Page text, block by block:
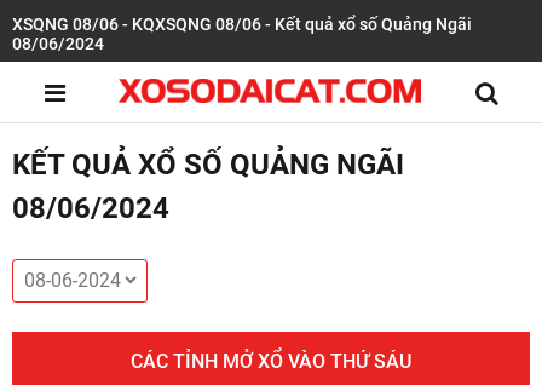
XSQNG 08/06 - KQXSQNG 08/06 - Kết quả xổ số Quảng Ngãi
08/06/2024
KẾT QUẢ XỔ SỐ QUẢNG NGÃI
08/06/2024
CÁC TỈNH MỞ XỔ VÀO THỨ SÁU